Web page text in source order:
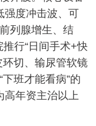
强度冲击波、可
列腺增生、结
行“日间手术+快
切、输尿管软镜
班才能看病”的
高年资主治以上